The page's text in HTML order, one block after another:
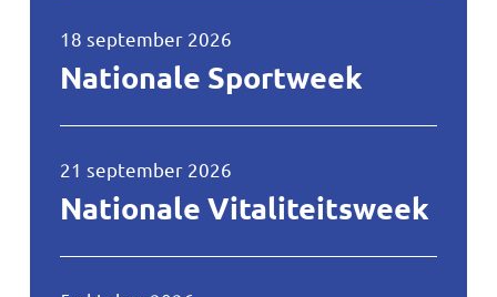
Sportweek
18 september 2026
Nationale Sportweek
Vitaliteitsweek
21 september 2026
Nationale Vitaliteitsweek